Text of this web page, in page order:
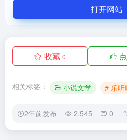
打开网站
收藏 0
相关标签： 小说文学 # 乐听
2年前发布 2,545 0